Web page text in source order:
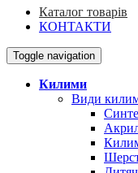
Каталог товарів
КОНТАКТИ
Toggle navigation
Килими
Види